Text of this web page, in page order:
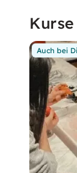
Auch bei